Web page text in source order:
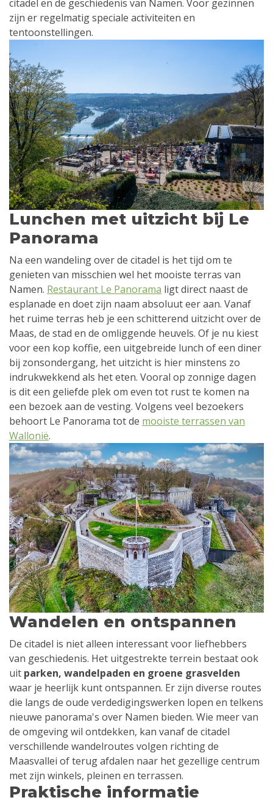
citadel en de geschiedenis van Namen. Voor gezinnen
zijn er regelmatig speciale activiteiten en
tentoonstellingen.
Lunchen met uitzicht bij Le
Panorama
Na een wandeling over de citadel is het tijd om te
genieten van misschien wel het mooiste terras van
Namen. Restaurant Le Panorama ligt direct naast de
esplanade en doet zijn naam absoluut eer aan. Vanaf
het ruime terras heb je een schitterend uitzicht over de
Maas, de stad en de omliggende heuvels. Of je nu kiest
voor een kop koffie, een uitgebreide lunch of een diner
bij zonsondergang, het uitzicht is hier minstens zo
indrukwekkend als het eten. Vooral op zonnige dagen
is dit een geliefde plek om even tot rust te komen na
een bezoek aan de vesting. Volgens veel bezoekers
behoort Le Panorama tot de mooiste terrassen van
Wallonië.
Wandelen en ontspannen
De citadel is niet alleen interessant voor liefhebbers
van geschiedenis. Het uitgestrekte terrein bestaat ook
uit parken, wandelpaden en groene grasvelden
waar je heerlijk kunt ontspannen. Er zijn diverse routes
die langs de oude verdedigingswerken lopen en telkens
nieuwe panorama's over Namen bieden. Wie meer van
de omgeving wil ontdekken, kan vanaf de citadel
verschillende wandelroutes volgen richting de
Maasvallei of terug afdalen naar het gezellige centrum
met zijn winkels, pleinen en terrassen.
Praktische informatie